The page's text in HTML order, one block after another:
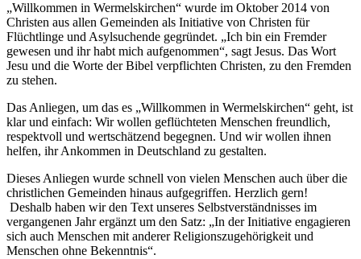
„Willkommen in Wermelskirchen“ wurde im Oktober 2014 von
Christen aus allen Gemeinden als Initiative von Christen für
Flüchtlinge und Asylsuchende gegründet. „Ich bin ein Fremder
gewesen und ihr habt mich aufgenommen“, sagt Jesus. Das Wort
Jesu und die Worte der Bibel verpflichten Christen, zu den Fremden
zu stehen.
Das Anliegen, um das es „Willkommen in Wermelskirchen“ geht, ist
klar und einfach: Wir wollen geflüchteten Menschen freundlich,
respektvoll und wertschätzend begegnen. Und wir wollen ihnen
helfen, ihr Ankommen in Deutschland zu gestalten.
Dieses Anliegen wurde schnell von vielen Menschen auch über die
christlichen Gemeinden hinaus aufgegriffen. Herzlich gern!
Deshalb haben wir den Text unseres Selbstverständnisses im
vergangenen Jahr ergänzt um den Satz: „In der Initiative engagieren
sich auch Menschen mit anderer Religionszugehörigkeit und
Menschen ohne Bekenntnis“.